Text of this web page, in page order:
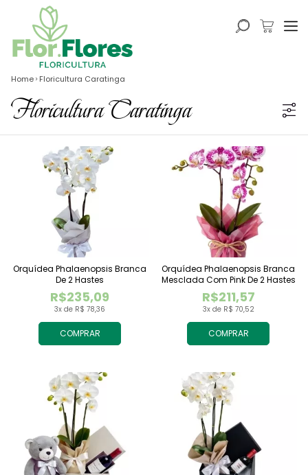
Home Floricultura Caratinga
Floricultura Caratinga
COMPRAR
3x de R$ 78,36
R$235,09
Orquídea Phalaenopsis Branca
De 2 Hastes
COMPRAR
3x de R$ 70,52
R$211,57
Orquídea Phalaenopsis Branca
Mesclada Com Pink De 2 Hastes